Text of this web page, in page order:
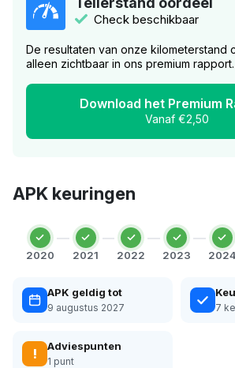
Check beschikbaar
De resultaten van onze kilometerstand
alleen zichtbaar in ons premium rapport.
Download het Premium
Vanaf €2,50
APK keuringen
2020 2021 2022 2023 2024
APK geldig tot
9 augustus 2027 7
! Adviespunten
1 punt